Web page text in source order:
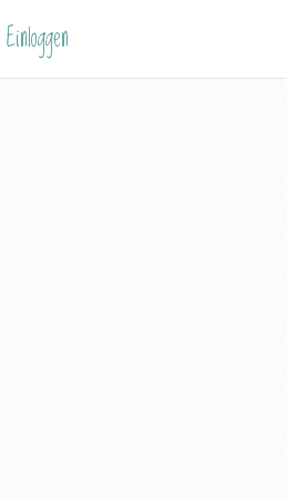
Einloggen